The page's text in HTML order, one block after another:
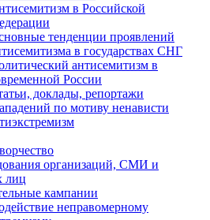
в Российской
тенденции проявлений
в государствах СНГ
антисемитизм в
России
доклады, репортажи
по мотиву ненависти
организаций, СМИ и
лиц
кампании
неправомерному